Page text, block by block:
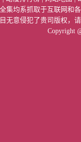
集均系抓取于互联网和
无意侵犯了贵司版权，
Copyright